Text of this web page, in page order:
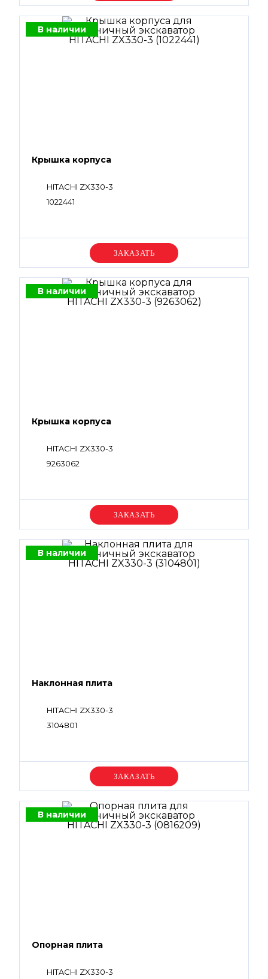
В наличии
Крышка корпуса
HITACHI ZX330-3
1022441
Уточняйте цену
В наличии
Крышка корпуса
HITACHI ZX330-3
9263062
Уточняйте цену
В наличии
Наклонная плита
HITACHI ZX330-3
3104801
Уточняйте цену
В наличии
Опорная плита
HITACHI ZX330-3